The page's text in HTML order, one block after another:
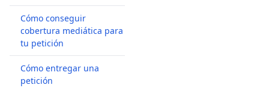
Cómo conseguir
cobertura mediática para
tu petición
Cómo entregar una
petición